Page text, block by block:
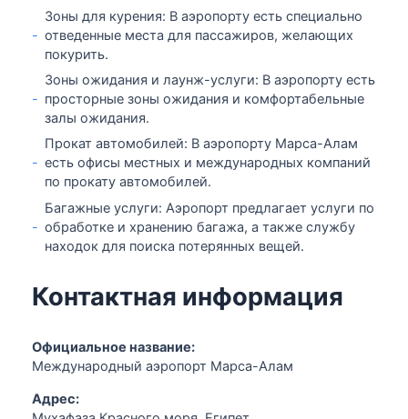
-
Зоны для курения: В аэропорту есть специально
отведенные места для пассажиров, желающих
покурить.
-
Зоны ожидания и лаунж-услуги: В аэропорту есть
просторные зоны ожидания и комфортабельные
залы ожидания.
-
Прокат автомобилей: В аэропорту Марса-Алам
есть офисы местных и международных компаний
по прокату автомобилей.
-
Багажные услуги: Аэропорт предлагает услуги по
обработке и хранению багажа, а также службу
находок для поиска потерянных вещей.
Контактная информация
Официальное название:
Международный аэропорт Марса-Алам
Адрес: